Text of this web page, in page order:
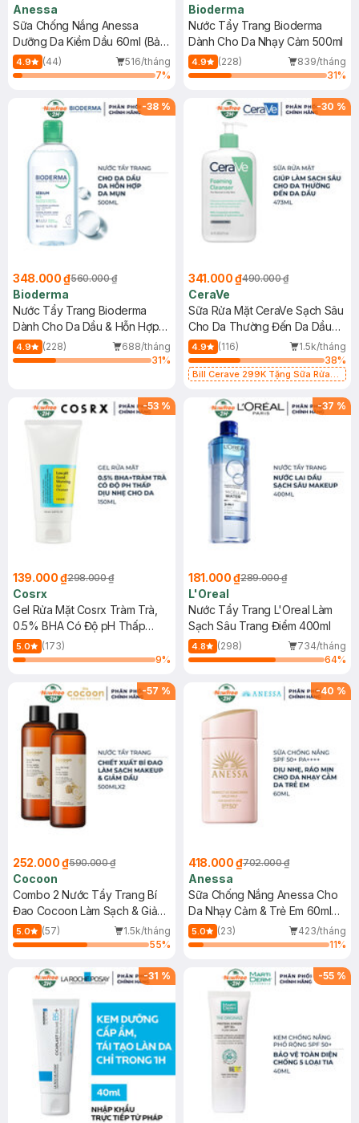
Anessa
Sữa Chống Nắng Anessa
Dưỡng Da Kiềm Dầu 60ml (Bản
Mới)
4.9 (44)
516/tháng
7%
Bioderma
Nước Tẩy Trang Bioderma
Dành Cho Da Nhạy Cảm 500ml
4.9 (228)
839/tháng
31%
-38 %
348.000 ₫560.000 ₫
Bioderma
Nước Tẩy Trang Bioderma
Dành Cho Da Dầu & Hỗn Hợp
500ml
4.9 (228)
688/tháng
31%
-30 %
341.000 ₫490.000 ₫
CeraVe
Sữa Rửa Mặt CeraVe Sạch Sâu
Cho Da Thường Đến Da Dầu
473ml
4.9 (116)
1.5k/tháng
38%
Bill Cerave 299K Tặng Sữa Rửa
-53 %
139.000 ₫298.000 ₫
Cosrx
Gel Rửa Mặt Cosrx Tràm Trà,
0.5% BHA Có Độ pH Thấp
150ml
5.0
(173)
9%
-37 %
181.000 ₫289.000 ₫
L'Oreal
Nước Tẩy Trang L'Oreal Làm
Sạch Sâu Trang Điểm 400ml
4.8 (298)
734/tháng
64%
-57 %
252.000 ₫590.000 ₫
Cocoon
Combo 2 Nước Tẩy Trang Bí
Đao Cocoon Làm Sạch & Giảm
Dầu 500ml
5.0 (57)
1.5k/tháng
55%
-40 %
418.000 ₫702.000 ₫
Anessa
Sữa Chống Nắng Anessa Cho
Da Nhạy Cảm & Trẻ Em 60ml
(Mới)
5.0 (23)
423/tháng
11%
-31 % -55 %